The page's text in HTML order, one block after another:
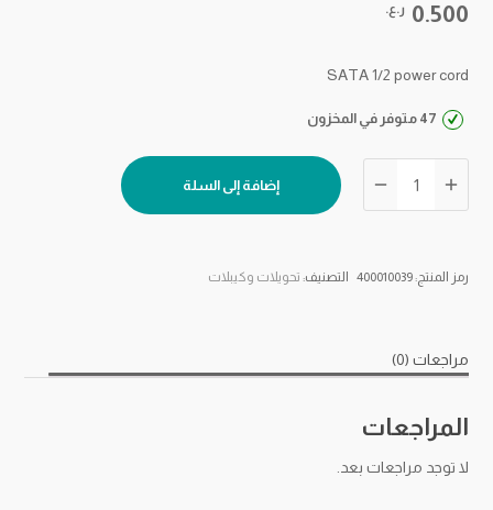
0.500 ر.ع.
SATA 1/2 power cord
47 متوفر في المخزون
كيبل
1/2
إضافة إلى السلة
رمز المنتج:400010039 التصنيف: تحويلات وكيبلات
مراجعات (0)
المراجعات
لا توجد مراجعات بعد.